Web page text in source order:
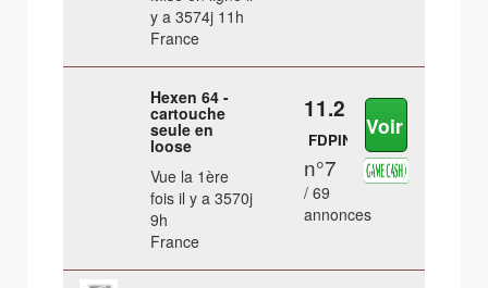
y a 3574j 11h
France
Hexen 64 -
cartouche
seule en
loose
Vue la 1ère
fois il y a 3570j
9h
France
11.2 €
FDPIN
n°7
/ 69
annonces